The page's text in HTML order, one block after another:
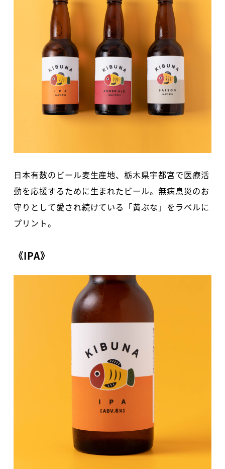
日本有数のビール麦生産地、栃木県宇都宮で医療活
動を応援するために生まれたビール。無病息災のお
守りとして愛され続けている「黄ぶな」をラベルに
プリント。
《IPA》